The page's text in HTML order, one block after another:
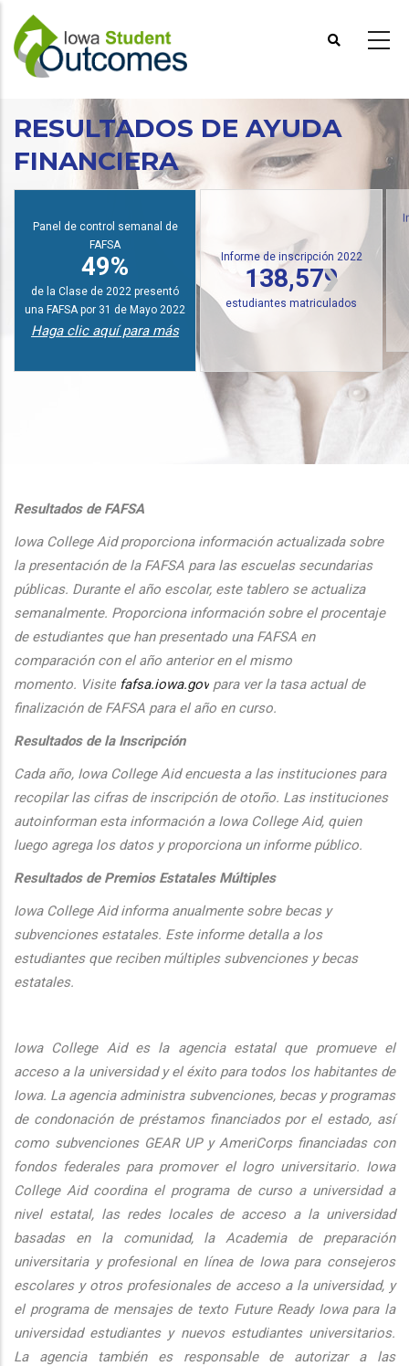
Pasar
contenido
principal
RESULTADOS DE AYUDA
FINANCIERA
Panel de control semanal de
FAFSA
49%
de la Clase de 2022 presentó
una FAFSA por 31 de Mayo 2022
Haga clic aquí para más
Informe de inscripción 2022
138,579
estudiantes matriculados
Resultados de FAFSA
Iowa College Aid proporciona información actualizada sobre
la presentación de la FAFSA para las escuelas secundarias
públicas. Durante el año escolar, este tablero se actualiza
semanalmente. Proporciona información sobre el procentaje
de estudiantes que han presentado una FAFSA en
comparación con el año anterior en el mismo
momento. Visite fafsa.iowa.gov para ver la tasa actual de
finalización de FAFSA para el año en curso.
Resultados de la Inscripción
Cada año, Iowa College Aid encuesta a las instituciones para
recopilar las cifras de inscripción de otoño. Las instituciones
autoinforman esta información a Iowa College Aid, quien
luego agrega los datos y proporciona un informe público.
Resultados de Premios Estatales Múltiples
Iowa College Aid informa anualmente sobre becas y
subvenciones estatales. Este informe detalla a los
estudiantes que reciben múltiples subvenciones y becas
estatales.
Iowa College Aid es la agencia estatal que promueve el
acceso a la universidad y el éxito para todos los habitantes de
Iowa. La agencia administra subvenciones, becas y programas
de condonación de préstamos financiados por el estado, así
como subvenciones GEAR UP y AmeriCorps financiadas con
fondos federales para promover el logro universitario. Iowa
College Aid coordina el programa de curso a universidad a
nivel estatal, las redes locales de acceso a la universidad
basadas en la comunidad, la Academia de preparación
universitaria y profesional en línea de Iowa para consejeros
escolares y otros profesionales de acceso a la universidad, y
el programa de mensajes de texto Future Ready Iowa para la
universidad estudiantes y nuevos estudiantes universitarios.
La agencia también es responsable de autorizar a las